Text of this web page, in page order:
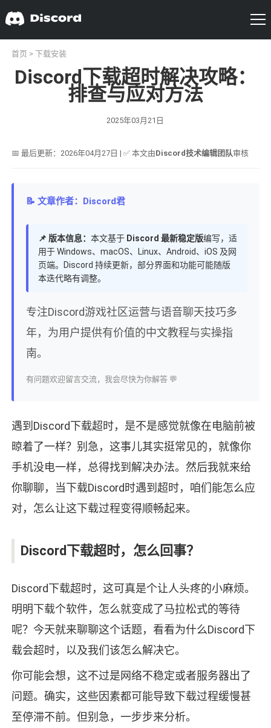
首页 > 下载安装
Discord下载超时解决攻略：
排查与应对方法
2025年03月21日
📅 最后更新：2026年04月27日 | ✅ 本文由Discord技术编辑团队审核
📝 文章作者：Discord君
📌 版本信息： 本文基于 Discord 最新稳定版编写，适
用于 Windows、macOS、Linux、Android、iOS 及网
页端。Discord 持续更新，部分界面和功能可能随版
本迭代略有调整。
专注Discord游戏社区运营与语音聊天技巧多
年，为用户提供有价值的中文教程与实操指
南。
有问题欢迎留言交流，我会尽快为你解答 💬
遇到Discord下载超时，是不是感觉就像在电脑前被
晾着了一样？别急，这事儿其实挺常见的，就像你
手机没电一样，总得找到解决办法。然后我就来给
你聊聊，当下载Discord时遇到超时，咱们能怎么应
对，怎么让这下载过程变得顺畅起来。
Discord下载超时，怎么回事？
Discord下载超时，这可真是个让人头疼的小麻烦。
明明下载个软件，怎么就变成了马拉松式的等待
呢？今天就来聊聊这个话题，看看为什么Discord下
载会超时，以及我们该怎么解决它。
你可能会想，这不过是网络不稳定或者服务器出了
问题。确实，这些因素都可能导致下载过程缓慢甚
至停滞不前。但别急，一步步来分析。